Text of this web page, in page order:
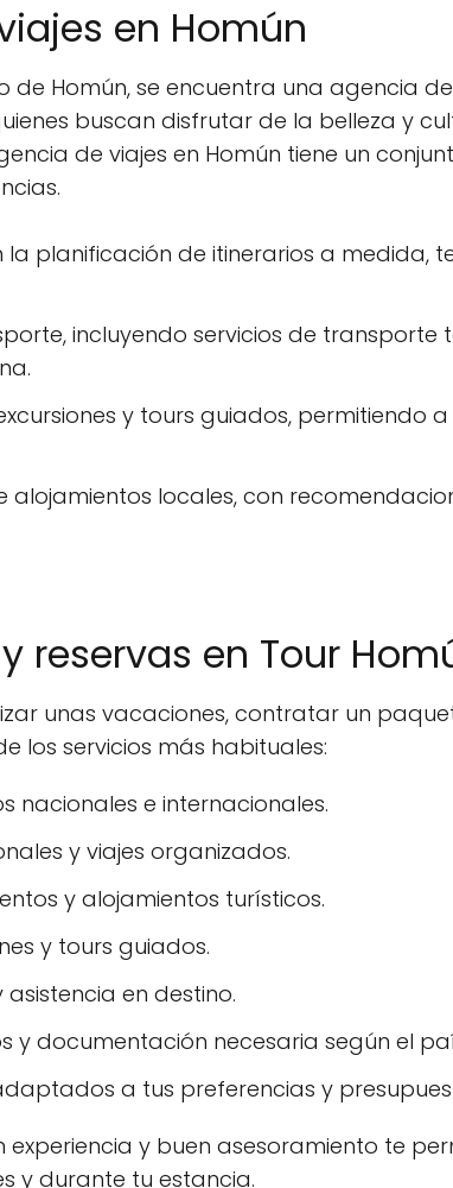
en Homún
de Homún, se encuentra una agencia
buscan disfrutar de la belleza y
de viajes en Homún tiene un
la planificación de itinerarios a medida,
incluyendo servicios de
y tours guiados, permitiendo
alojamientos locales, con
reservas en Tour
unas vacaciones, contratar un
los servicios más habituales:
nacionales e internacionales.
y viajes organizados.
y alojamientos turísticos.
y tours guiados.
asistencia en destino.
y documentación necesaria según el
a tus preferencias y
experiencia y buen asesoramiento te
y durante tu estancia.